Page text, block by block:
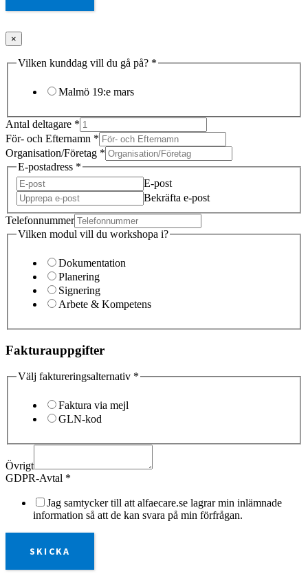
×
Vilken kunddag vill du gå på? *
Malmö 19:e mars
Antal deltagare *
För- och Efternamn *
Organisation/Företag *
E-postadress *
E-post
Bekräfta e-post
Telefonnummer
Vilken modul vill du workshopa i?
Dokumentation
Planering
Signering
Arbete & Kompetens
Fakturauppgifter
Välj faktureringsalternativ *
Faktura via mejl
GLN-kod
Övrigt
GDPR-Avtal *
Jag samtycker till att alfaecare.se lagrar min inlämnade
information så att de kan svara på min förfrågan.
SKICKA